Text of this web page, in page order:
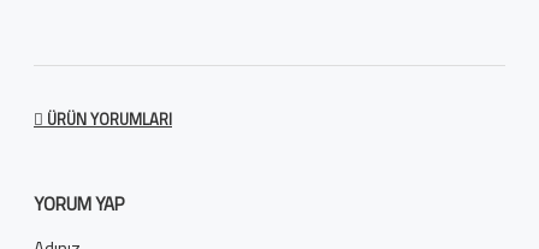
ÜRÜN YORUMLARI
YORUM YAP